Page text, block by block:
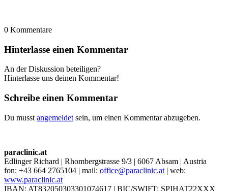
0 Kommentare
Hinterlasse einen Kommentar
An der Diskussion beteiligen?
Hinterlasse uns deinen Kommentar!
Schreibe einen Kommentar
Du musst angemeldet sein, um einen Kommentar abzugeben.
paraclinic.at
Edlinger Richard | Rhombergstrasse 9/3 | 6067 Absam | Austria
fon: +43 664 2765104 | mail: office@paraclinic.at | web:
www.paraclinic.at
IBAN: AT832050303301074617 | BIC/SWIFT: SPIHAT22XXX